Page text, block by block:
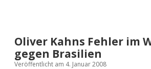
Oliver Kahns Fehler im
gegen Brasilien
Veröffentlicht am 4. Januar 2008